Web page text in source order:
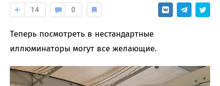
14 0
Теперь посмотреть в нестандартные
иллюминаторы могут все желающие.